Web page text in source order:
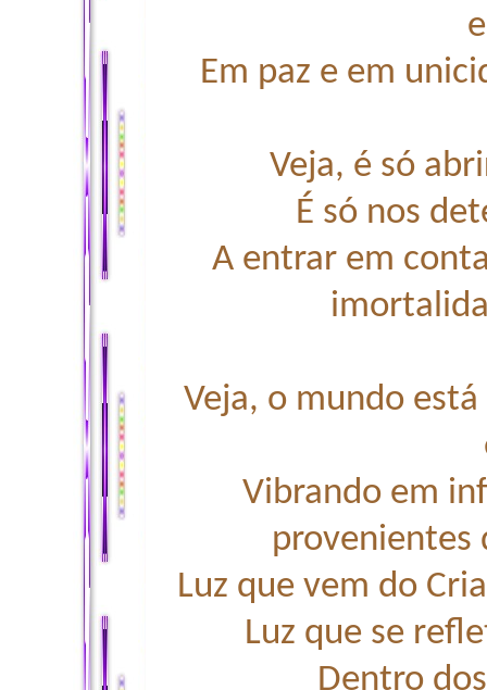
Em paz e em
Veja, é só
É só nos
A entrar em
Veja, o mundo
Vibrando em
provenientes
Luz que vem do
Luz que se
Dentro